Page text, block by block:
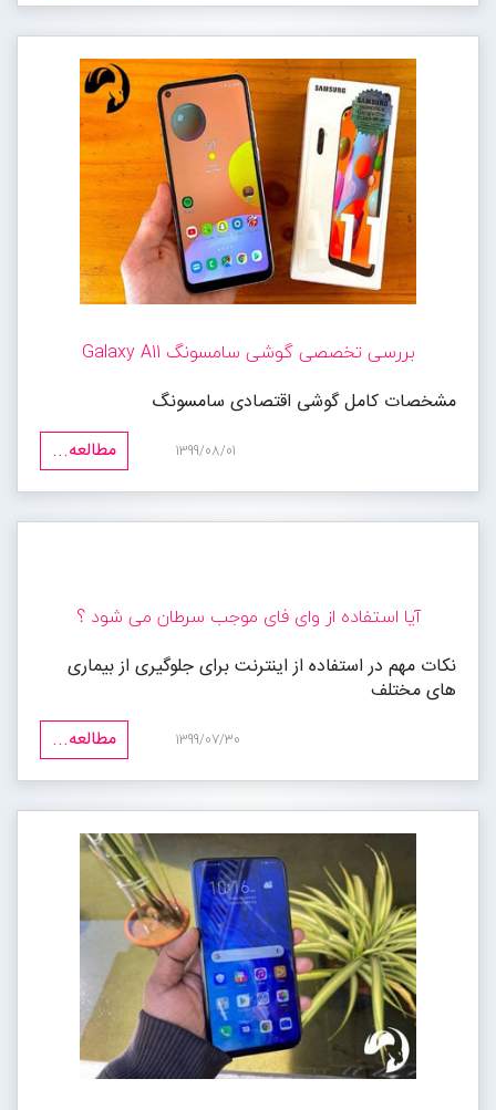
بررسی تخصصی گوشی سامسونگ Galaxy A11
مشخصات کامل گوشی اقتصادی سامسونگ
مطالعه...
1399/08/01
آیا استفاده از وای فای موجب سرطان می شود ؟
نکات مهم در استفاده از اینترنت برای جلوگیری از بیماری
های مختلف
مطالعه...
1399/07/30